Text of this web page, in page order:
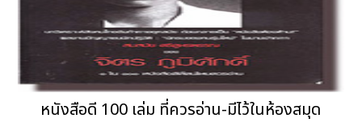
หนังสือดี 100 เล่ม ที่ควรอ่าน-มีไว้ในห้องสมุด